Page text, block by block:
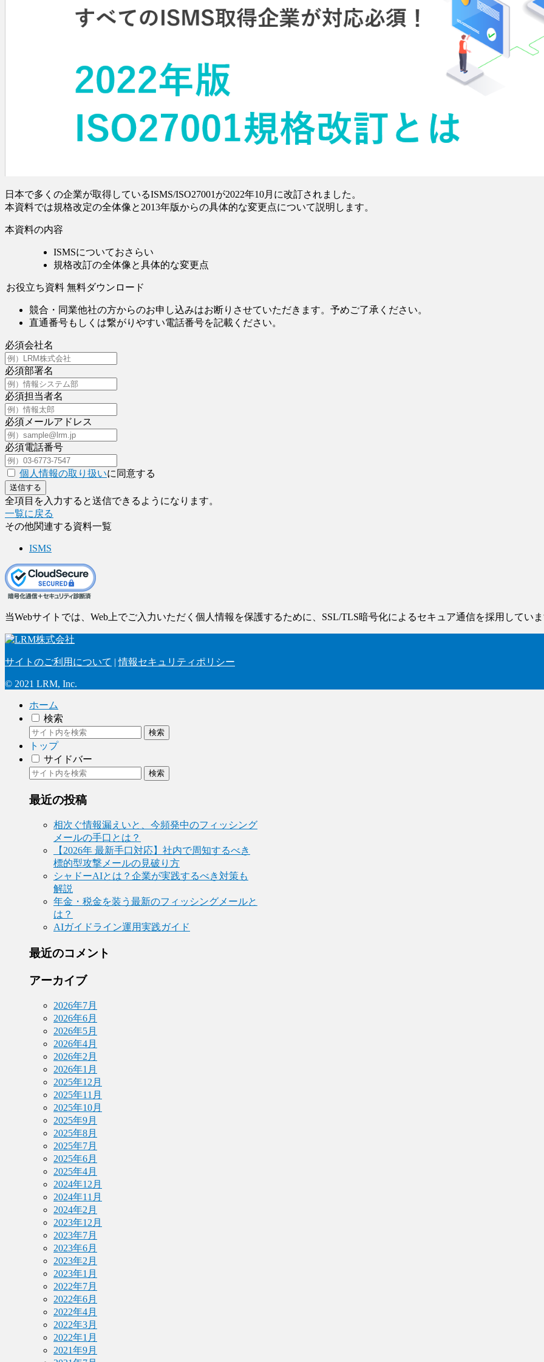
日本で多くの企業が取得しているISMS/ISO27001が2022年10月に改訂されました。
本資料では規格改定の全体像と2013年版からの具体的な変更点について説明します。
本資料の内容
ISMSについておさらい
規格改訂の全体像と具体的な変更点
お役立ち資料 無料ダウンロード
競合・同業他社の方からのお申し込みはお断りさせていただきます。予めご了承ください。
直通番号もしくは繋がりやすい電話番号を記載ください。
必須会社名
必須部署名
必須担当者名
必須 メールアドレス
必須電話番号
個人情報の取り扱いに同意する
送信する
全項目を入力すると送信できるようになります。
一覧に戻る
その他関連する資料一覧
ISMS
当Webサイトでは、Web上でご入力いただく個人情報を保護するために、SSL/TLS暗号化によるセキュア通信を採用してい
サイトのご利用について |情報セキュリティポリシー
© 2021 LRM, Inc.
ホーム
検索
検索
トップ
サイドバー
検索
最近の投稿
相次ぐ情報漏えいと、今頻発中のフィッシング
メールの手口とは？
【2026年 最新手口対応】社内で周知するべき
標的型攻撃メールの見破り方
シャドーAIとは？企業が実践するべき対策も
解説
年金・税金を装う最新のフィッシングメールと
は？
AIガイドライン運用実践ガイド
最近のコメント
アーカイブ
2026年7月
2026年6月
2026年5月
2026年4月
2026年2月
2026年1月
2025年12月
2025年11月
2025年10月
2025年9月
2025年8月
2025年7月
2025年6月
2025年4月
2024年12月
2024年11月
2024年2月
2023年12月
2023年7月
2023年6月
2023年2月
2023年1月
2022年7月
2022年6月
2022年4月
2022年3月
2022年1月
2021年9月